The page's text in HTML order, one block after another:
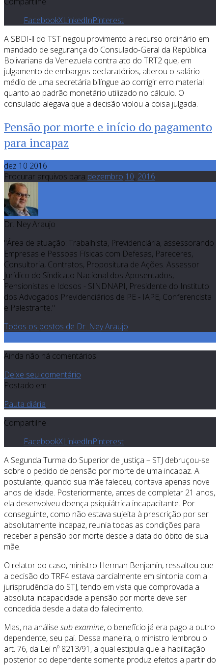
FacebookXLinkedInPinterest
A SBDI-ll do TST negou provimento a recurso ordinário em
mandado de segurança do Consulado-Geral da República
Bolivariana da Venezuela contra ato do TRT2 que, em
julgamento de embargos declaratórios, alterou o salário
médio de uma secretária bilíngue ao corrigir erro material
quanto ao padrão monetário utilizado no cálculo. O
consulado alegava que a decisão violou a coisa julgada.
Pensão por morte e início do pagamento
para incapaz
dez 10 2016
Procurar arquivos para dezembro 10, 2016
Dr. Ney Araujo
"Área de atuação: Trabalhista, Previdenciária, assessorando
Empresas e Pessoas Físicas com Defesas, Pareceres,
Consultoria, Contratos, Propositura de Ações. Assessor
Jurídico do Sindicato Nacional dos Aposentados,
Pensionistas e Idosos - SINDNAPI, Presidente do Instituto
dos Advogados Previdenciários de PE - IAPE, Conferencista
e Palestrante."
Todos os postos de Dr. Ney Araujo
Ainda não há comentários.
Deixe seu comentário
Postado em
Pauta diária
Compartilhe
FacebookXLinkedInPinterest
A Segunda Turma do Superior de Justiça – STJ debruçou-se
sobre o pedido de pensão por morte de uma incapaz. A
postulante, quando sua mãe faleceu, contava apenas nove
anos de idade. Posteriormente, antes de completar 21 anos,
ela desenvolveu doença psiquiátrica incapacitante. Por
conseguinte, como não estava sujeita à prescrição por ser
absolutamente incapaz, reunia todas as condições para
receber a pensão por morte desde a data do óbito de sua
mãe.
O relator do caso, ministro Herman Benjamin, ressaltou que
a decisão do TRF4 estava parcialmente em sintonia com a
jurisprudência do STJ, tendo em vista que comprovada a
absoluta incapacidade a pensão por morte deve ser
concedida desde a data do falecimento.
Mas, na análise sub examine, o benefício já era pago a outro
dependente, seu pai. Dessa maneira, o ministro lembrou o
art. 76, da Lei nº 8213/91, a qual estipula que a habilitação
posterior do dependente somente produz efeitos a partir do